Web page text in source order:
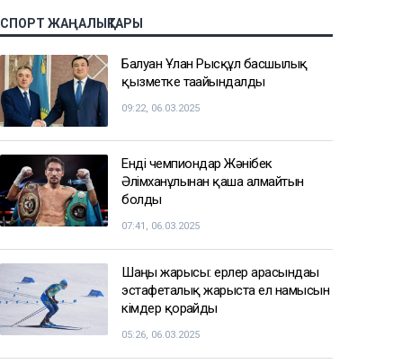
СПОРТ ЖАҢАЛЫҚТАРЫ
Балуан Ұлан Рысқұл басшылық
қызметке тағайындалды
09:22, 06.03.2025
Енді чемпиондар Жәнібек
Әлімханұлынан қаша алмайтын
болды
07:41, 06.03.2025
Шаңғы жарысы: ерлер арасындағы
эстафеталық жарыста ел намысын
кімдер қорғайды
05:26, 06.03.2025